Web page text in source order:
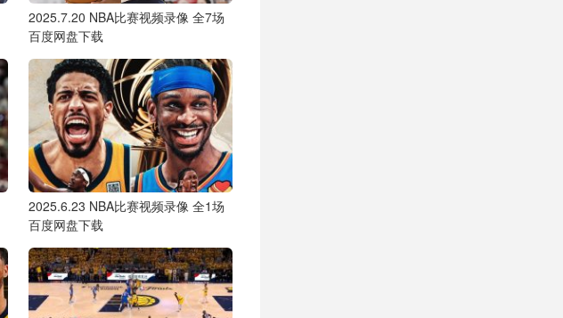
2025.7.20 NBA比赛视频录像 全7场
百度网盘下载
2025.6.23 NBA比赛视频录像 全1场
百度网盘下载